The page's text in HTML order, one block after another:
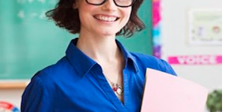
USO EM RELATÓRIOS Você pensa Você
sabe O aluno não adquiriu os
fase de aprendizado. Não tem limites
de auto-regulação, pois… É nervoso
habilidades para convívio no